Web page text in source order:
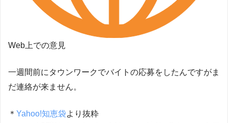
Web上での意見
一週間前にタウンワークでバイトの応募をしたんですがま
だ連絡が来ません。
＊ Yahoo!知恵袋より抜粋